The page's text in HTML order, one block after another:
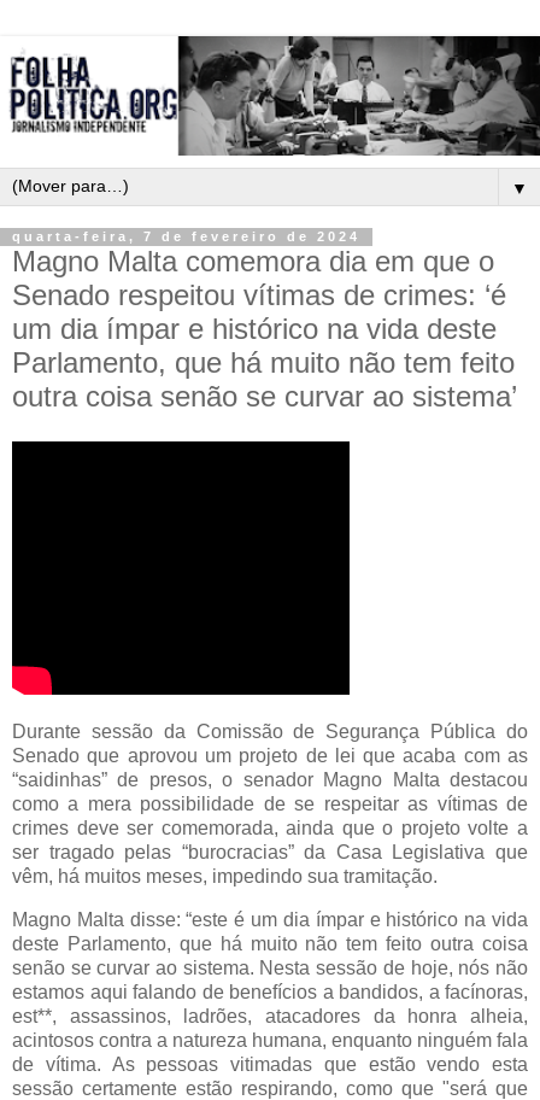
▼
quarta-feira, 7 de fevereiro de 2024
Magno Malta comemora dia em que o
Senado respeitou vítimas de crimes: ‘é
um dia ímpar e histórico na vida deste
Parlamento, que há muito não tem feito
outra coisa senão se curvar ao sistema’
Durante sessão da Comissão de Segurança Pública do
Senado que aprovou um projeto de lei que acaba com as
“saidinhas” de presos, o senador Magno Malta destacou
como a mera possibilidade de se respeitar as vítimas de
crimes deve ser comemorada, ainda que o projeto volte a
ser tragado pelas “burocracias” da Casa Legislativa que
vêm, há muitos meses, impedindo sua tramitação.
Magno Malta disse: “este é um dia ímpar e histórico na vida
deste Parlamento, que há muito não tem feito outra coisa
senão se curvar ao sistema. Nesta sessão de hoje, nós não
estamos aqui falando de benefícios a bandidos, a facínoras,
est**, assassinos, ladrões, atacadores da honra alheia,
acintosos contra a natureza humana, enquanto ninguém fala
de vítima. As pessoas vitimadas que estão vendo esta
sessão certamente estão respirando, como que "será que